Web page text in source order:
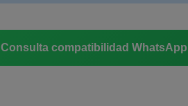
Consulta compatibilidad WhatsApp